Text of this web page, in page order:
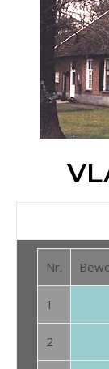
Nr.
1
2